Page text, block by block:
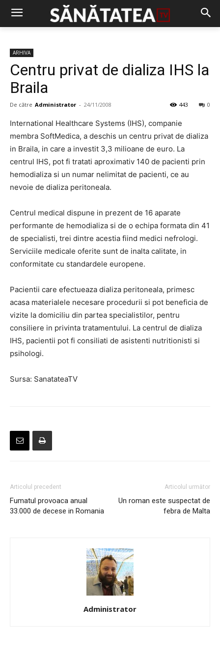
ARHIVA
Centru privat de dializa IHS la
Braila
De către Administrator - 24/11/2008 0
443
International Healthcare Systems (IHS), companie
membra SoftMedica, a deschis un centru privat de dializa
in Braila, in care a investit 3,3 milioane de euro. La
centrul IHS, pot fi tratati aproximativ 140 de pacienti prin
hemodializa si un numar nelimitat de pacienti, ce au
nevoie de dializa peritoneala.
Centrul medical dispune in prezent de 16 aparate
performante de hemodializa si de o echipa formata din 41
de specialisti, trei dintre acestia fiind medici nefrologi.
Serviciile medicale oferite sunt de inalta calitate, in
conformitate cu standardele europene.
Pacientii care efectueaza dializa peritoneala, primesc
acasa materialele necesare procedurii si pot beneficia de
vizite la domiciliu din partea specialistilor, pentru
consiliere in privinta tratamentului. La centrul de dializa
IHS, pacientii pot fi consiliati de asistenti nutritionisti si
psihologi.
Sursa: SanatateaTV
Articolul precedent
Fumatul provoaca anual
33.000 de decese in Romania
Articolul următor
Un roman este suspectat de
febra de Malta
Administrator